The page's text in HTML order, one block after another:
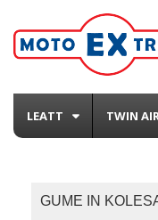
LEATT TWIN
GUME IN